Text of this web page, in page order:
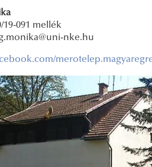
19-091 mellék
nke.hu